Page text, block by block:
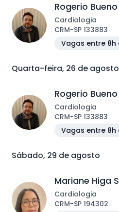
Rogerio
Cardiologia
CRM-SP 133883
Vagas entre 8h
Quarta-feira, 26 de agosto
Rogerio
Cardiologia
CRM-SP 133883
Vagas entre 8h
Sábado, 29 de agosto
Mariane Higa
Cardiologia
CRM-SP 194302